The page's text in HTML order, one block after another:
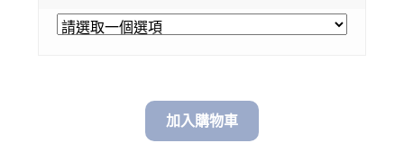
$ 68.00
加入購物車